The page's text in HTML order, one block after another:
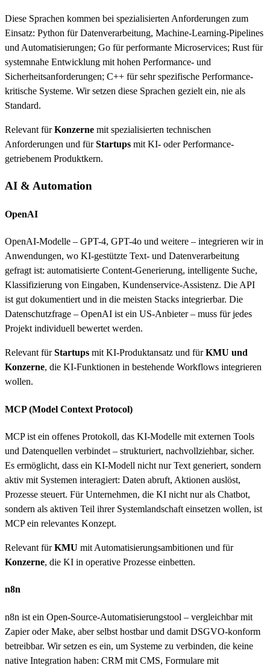
Diese Sprachen kommen bei spezialisierten Anforderungen zum
Einsatz: Python für Datenverarbeitung, Machine-Learning-Pipelines
und Automatisierungen; Go für performante Microservices; Rust für
systemnahe Entwicklung mit hohen Performance- und
Sicherheitsanforderungen; C++ für sehr spezifische Performance-
kritische Systeme. Wir setzen diese Sprachen gezielt ein, nie als
Standard.
Relevant fürKonzerne mit spezialisierten technischen
Anforderungen und fürStartups mit KI- oder Performance-
getriebenem Produktkern.
AI & Automation
OpenAI
OpenAI-Modelle – GPT-4, GPT-4o und weitere – integrieren wir in
Anwendungen, wo KI-gestützte Text- und Datenverarbeitung
gefragt ist: automatisierte Content-Generierung, intelligente Suche,
Klassifizierung von Eingaben, Kundenservice-Assistenz. Die API
ist gut dokumentiert und in die meisten Stacks integrierbar. Die
Datenschutzfrage – OpenAI ist ein US-Anbieter – muss für jedes
Projekt individuell bewertet werden.
Relevant fürStartups mit KI-Produktansatz und fürKMU und
Konzerne, die KI-Funktionen in bestehende Workflows integrieren
wollen.
MCP (Model Context Protocol)
MCP ist ein offenes Protokoll, das KI-Modelle mit externen Tools
und Datenquellen verbindet – strukturiert, nachvollziehbar, sicher.
Es ermöglicht, dass ein KI-Modell nicht nur Text generiert, sondern
aktiv mit Systemen interagiert: Daten abruft, Aktionen auslöst,
Prozesse steuert. Für Unternehmen, die KI nicht nur als Chatbot,
sondern als aktiven Teil ihrer Systemlandschaft einsetzen wollen, ist
MCP ein relevantes Konzept.
Relevant fürKMU mit Automatisierungsambitionen und für
Konzerne, die KI in operative Prozesse einbetten.
n8n
n8n ist ein Open-Source-Automatisierungstool – vergleichbar mit
Zapier oder Make, aber selbst hostbar und damit DSGVO-konform
betreibbar. Wir setzen es ein, um Systeme zu verbinden, die keine
native Integration haben: CRM mit CMS, Formulare mit